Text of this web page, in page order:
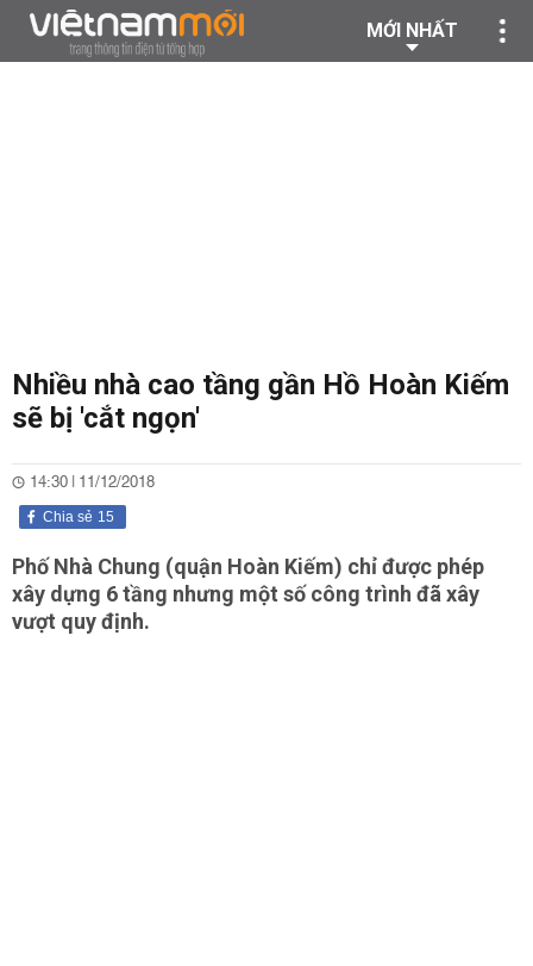
MỚI NHẤT
Nhiều nhà cao tầng gần Hồ Hoàn Kiếm
sẽ bị 'cắt ngọn'
14:30 | 11/12/2018
15
Chia sẻ
Phố Nhà Chung (quận Hoàn Kiếm) chỉ được phép
xây dựng 6 tầng nhưng một số công trình đã xây
vượt quy định.